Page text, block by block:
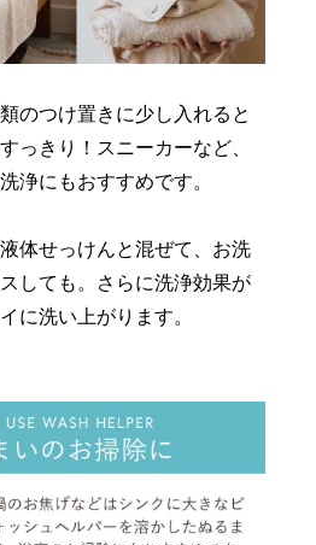
のつけ置きに少し入れると
っきり！スニーカーなど、
浄にもおすすめです。
体せっけんと混ぜて、お洗
しても。さらに洗浄効果が
に洗い上がります。